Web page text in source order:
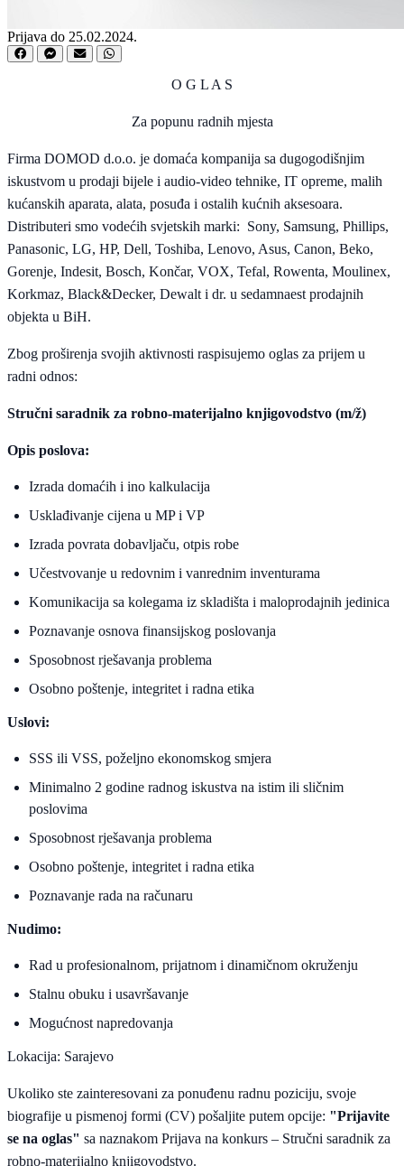
Prijava do 25.02.2024.
O G L A S
Za popunu radnih mjesta
Firma DOMOD d.o.o. je domaća kompanija sa dugogodišnjim
iskustvom u prodaji bijele i audio-video tehnike, IT opreme, malih
kućanskih aparata, alata, posuđa i ostalih kućnih aksesoara.
Distributeri smo vodećih svjetskih marki: Sony, Samsung, Phillips,
Panasonic, LG, HP, Dell, Toshiba, Lenovo, Asus, Canon, Beko,
Gorenje, Indesit, Bosch, Končar, VOX, Tefal, Rowenta, Moulinex,
Korkmaz, Black&Decker, Dewalt i dr. u sedamnaest prodajnih
objekta u BiH.
Zbog proširenja svojih aktivnosti raspisujemo oglas za prijem u
radni odnos:
Stručni saradnik za robno-materijalno knjigovodstvo (m/ž)
Opis poslova:
Izrada domaćih i ino kalkulacija
Usklađivanje cijena u MP i VP
Izrada povrata dobavljaču, otpis robe
Učestvovanje u redovnim i vanrednim inventurama
Komunikacija sa kolegama iz skladišta i maloprodajnih jedinica
Poznavanje osnova finansijskog poslovanja
Sposobnost rješavanja problema
Osobno poštenje, integritet i radna etika
Uslovi:
SSS ili VSS, poželjno ekonomskog smjera
Minimalno 2 godine radnog iskustva na istim ili sličnim
poslovima
Sposobnost rješavanja problema
Osobno poštenje, integritet i radna etika
Poznavanje rada na računaru
Nudimo:
Rad u profesionalnom, prijatnom i dinamičnom okruženju
Stalnu obuku i usavršavanje
Mogućnost napredovanja
Lokacija: Sarajevo
Ukoliko ste zainteresovani za ponuđenu radnu poziciju, svoje
biografije u pismenoj formi (CV) pošaljite putem opcije: "Prijavite
se na oglas" sa naznakom Prijava na konkurs – Stručni saradnik za
robno-materijalno knjigovodstvo.